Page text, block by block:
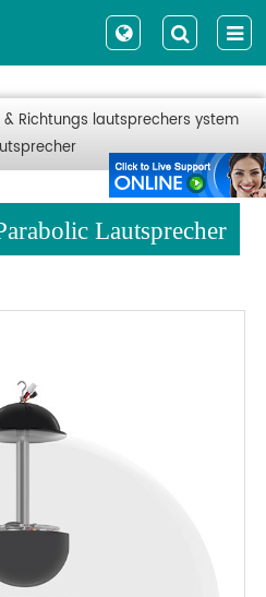
& Richtungs lautsprechers ystem
Lautsprecher